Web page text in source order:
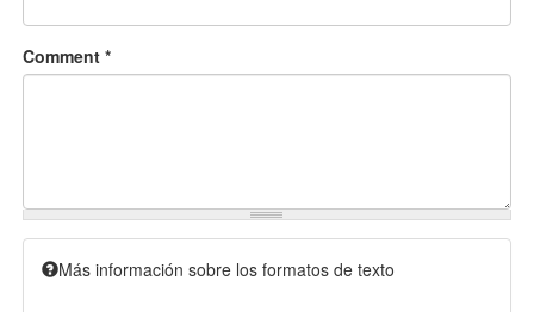
Comment *
Más información sobre los formatos de texto